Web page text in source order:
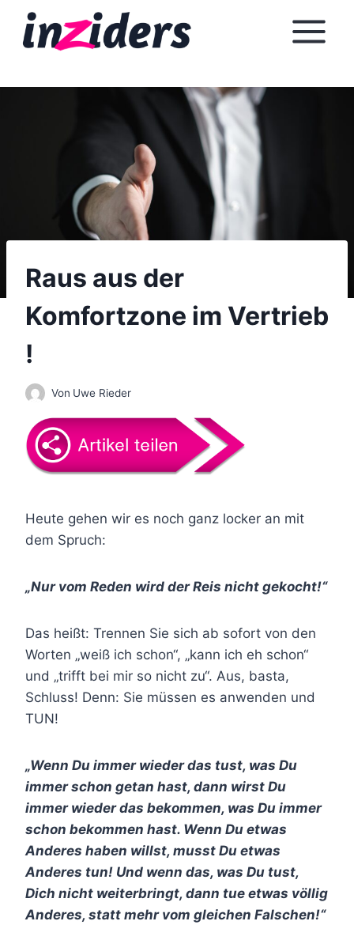
Raus aus der
Komfortzone im Vertrieb
!
Von Uwe Rieder
Heute gehen wir es noch ganz locker an mit
dem Spruch:
„Nur vom Reden wird der Reis nicht gekocht!“
Das heißt: Trennen Sie sich ab sofort von den
Worten „weiß ich schon“, „kann ich eh schon“
und „trifft bei mir so nicht zu“. Aus, basta,
Schluss! Denn: Sie müssen es anwenden und
TUN!
„Wenn Du immer wieder das tust, was Du
immer schon getan hast, dann wirst Du
immer wieder das bekommen, was Du immer
schon bekommen hast. Wenn Du etwas
Anderes haben willst, musst Du etwas
Anderes tun! Und wenn das, was Du tust,
Dich nicht weiterbringt, dann tue etwas völlig
Anderes, statt mehr vom gleichen Falschen!“